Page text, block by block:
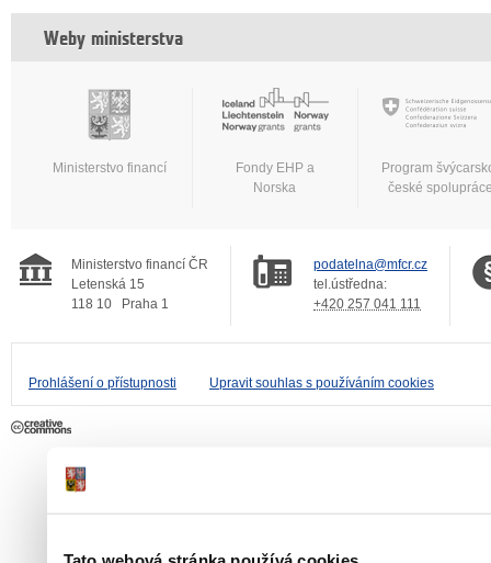
Weby ministerstva
Ministerstvo financí
Fondy EHP a
Norska
Program
české
Ministerstvo financí ČR
Letenská 15
118 10
Praha 1
podatelna@mfcr.cz
tel.ústředna:
+420 257 041 111
Prohlášení o přístupnosti Upravit souhlas s používáním cookies